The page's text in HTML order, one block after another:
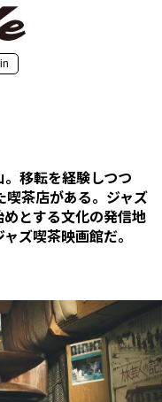
移転を経験しつつ
茶店がある。ジャズ
とする文化の発信地
ズ喫茶映画館だ。